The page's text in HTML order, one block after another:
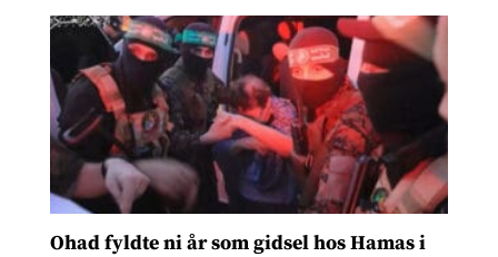
Ohad fyldte ni år som gidsel hos Hamas i